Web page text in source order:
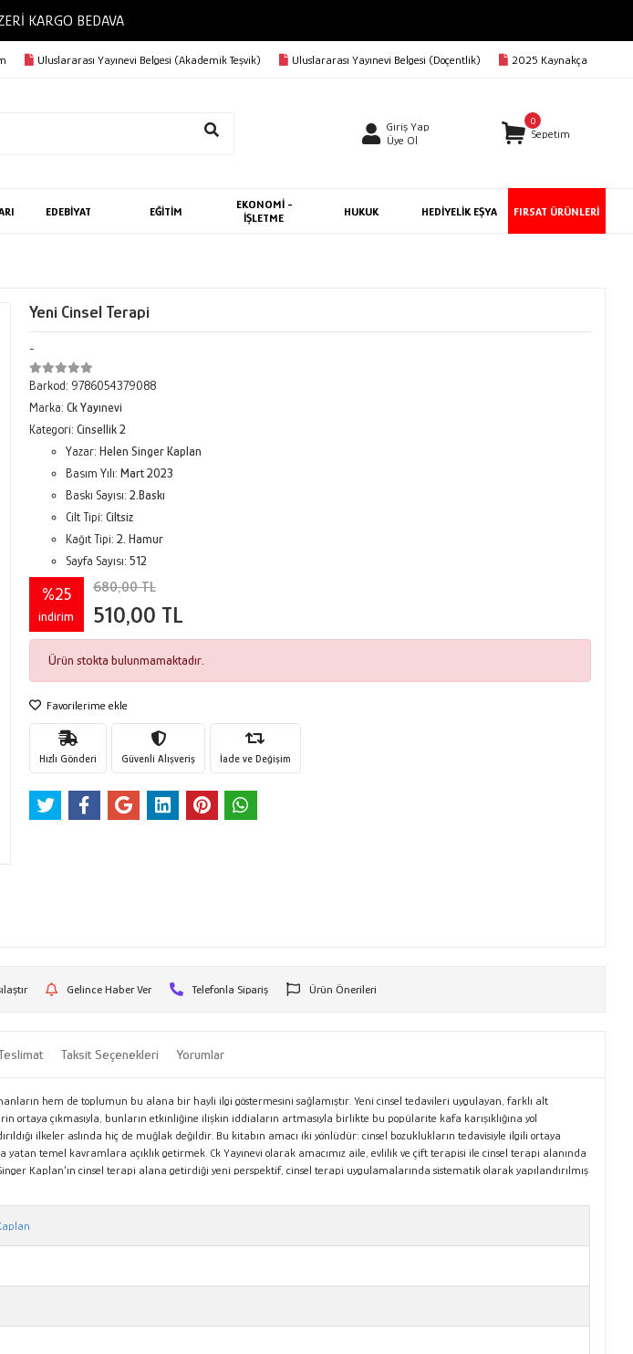
VE ÜZERİ KARGO BEDAVA
Uluslararası Yayınevi Belgesi (Akademik Teşvik) Uluslararası Yayınevi Belgesi (Doçentlik) 2025 Kaynakça
Giriş Yap
Üye Ol
0
Sepetim
EDEBİYAT EĞİTİM
EKONOMİ -
İŞLETME
HUKUK HEDİYELİK EŞYA FIRSAT ÜRÜNLERİ
Yeni Cinsel Terapi
-
Barkod: 9786054379088
Marka: Ck Yayınevi
Kategori: Cinsellik 2
Yazar: Helen Singer Kaplan
Basım Yılı: Mart 2023
Baskı Sayısı: 2.Baskı
Cilt Tipi: Ciltsiz
Kağıt Tipi: 2. Hamur
Sayfa Sayısı: 512
%25
indirim
680,00 TL
510,00 TL
Ürün stokta bulunmamaktadır.
Favorilerime ekle
Hızlı Gönderi Güvenli Alışveriş İade ve Değişim
Gelince Haber Ver Telefonla Sipariş Ürün Önerileri
Taksit Seçenekleri Yorumlar
hem de toplumun bu alana bir hayli ilgi göstermesini sağlamıştır. Yeni cinsel tedavileri uygulayan, farklı alt
ortaya çıkmasıyla, bunların etkinliğine ilişkin iddiaların artmasıyla birlikte bu popülarite kafa karışıklığına yol
ilkeler aslında hiç de muğlak değildir. Bu kitabın amacı iki yönlüdür: cinsel bozuklukların tedavisiyle ilgili ortaya
temel kavramlara açıklık getirmek. Ck Yayınevi olarak amacımız aile, evlilik ve çift terapisi ile cinsel terapi alanında
Kaplan’ın cinsel terapi alana getirdiği yeni perspektif, cinsel terapi uygulamalarında sistematik olarak yapılandırılmış